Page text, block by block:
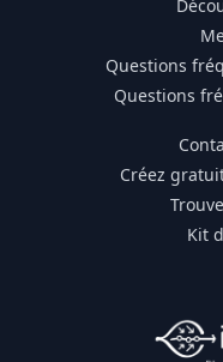
Questions
Questions
Créez
Kit